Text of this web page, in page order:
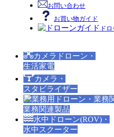
お問い合わせ
お買い物ガイド
ド
カメラドローン・
生活家電
カメラ・
スタビライザー
業務関連製品
水中ドローン(ROV)・
水中スクーター